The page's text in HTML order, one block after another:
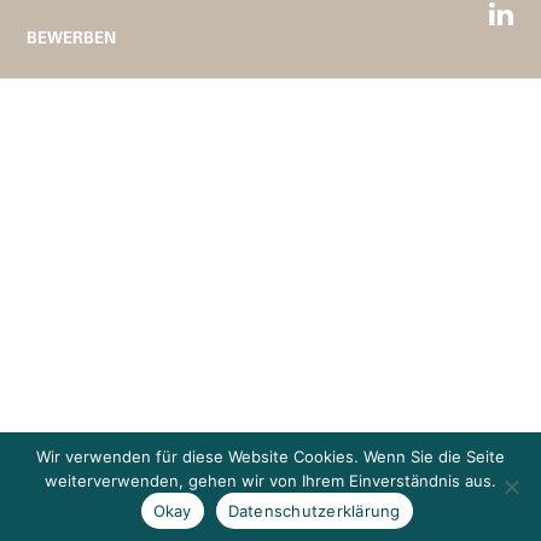
BEWERBEN
Wir verwenden für diese Website Cookies. Wenn Sie die Seite
weiterverwenden, gehen wir von Ihrem Einverständnis aus.
Okay
Datenschutzerklärung